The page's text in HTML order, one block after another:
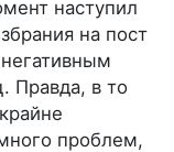
наступил
на пост
Правда, в то
проблем,